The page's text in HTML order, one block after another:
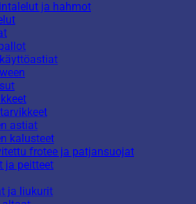
ja hahmot
astiat
kalusteet
frotee ja patjansuojat
ja peitteet
ja liukurit